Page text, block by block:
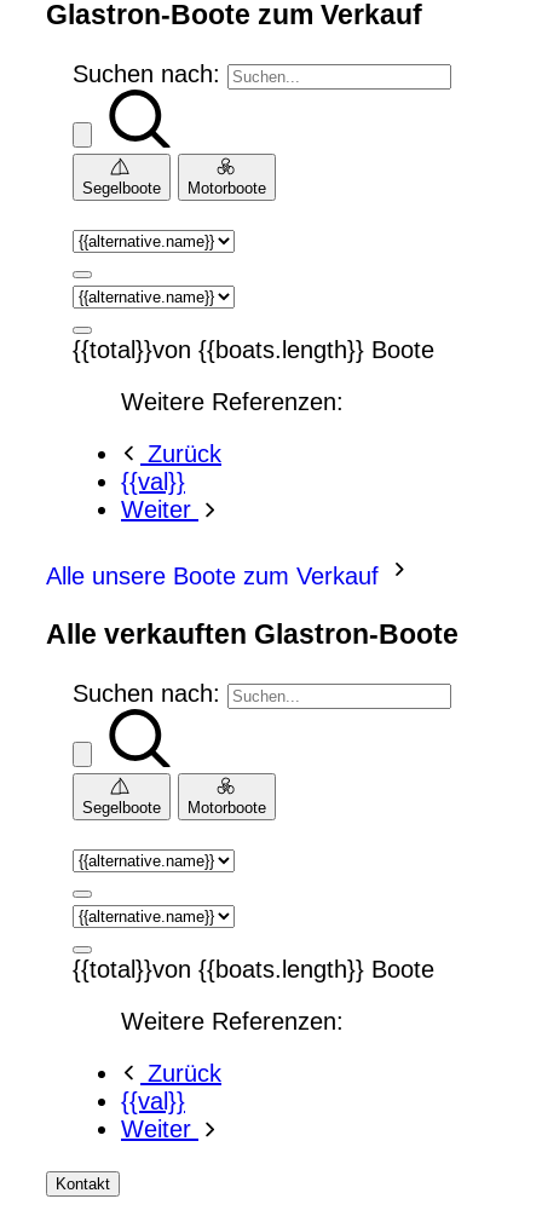
Glastron-Boote zum Verkauf
Suchen nach:
Segelboote Motorboote
{{total}}von {{boats.length}} Boote
Weitere Referenzen:
Zurück
{{val}}
Weiter
Alle unsere Boote zum Verkauf
Alle verkauften Glastron-Boote
Suchen nach:
Segelboote Motorboote
{{total}}von {{boats.length}} Boote
Weitere Referenzen:
Zurück
{{val}}
Weiter
Kontakt